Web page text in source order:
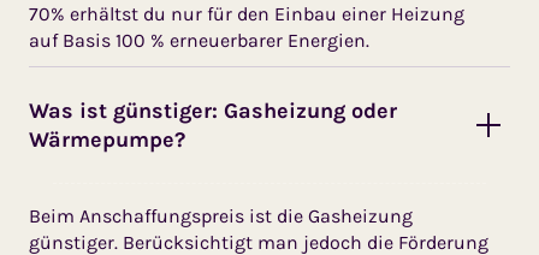
70% erhältst du nur für den Einbau einer Heizung
auf Basis 100 % erneuerbarer Energien.
Was ist günstiger: Gasheizung oder
Wärmepumpe?
Beim Anschaffungspreis ist die Gasheizung
günstiger. Berück­sichtigt man jedoch die Förderung